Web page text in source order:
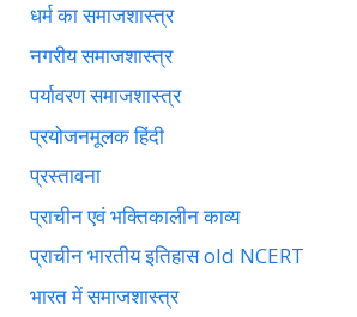
धर्म का समाजशास्त्र
नगरीय समाजशास्त्र
पर्यावरण समाजशास्त्र
प्रयोजनमूलक हिंदी
प्रस्तावना
प्राचीन एवं भक्तिकालीन काव्य
प्राचीन भारतीय इतिहास old NCERT
भारत में समाजशास्त्र